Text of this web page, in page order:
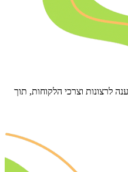
לרצונות וצרכי הלקוחות, תוך